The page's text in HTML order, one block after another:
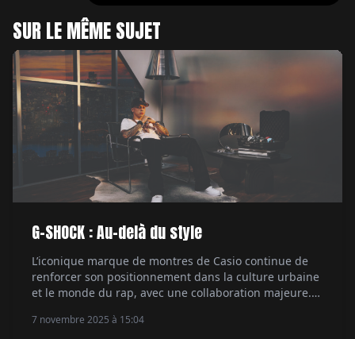
SUR LE MÊME SUJET
G-SHOCK : Au-delà du style
L’iconique marque de montres de Casio continue de
renforcer son positionnement dans la culture urbaine
et le monde du rap, avec une collaboration majeure.
musicale actuelle, devient son ambassadeur. Un
7 novembre 2025 à 15:04